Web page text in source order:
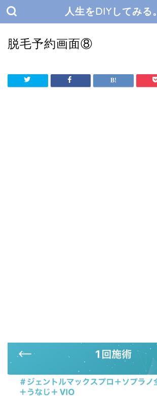
人生をDIYしてみる。
脱毛予約画面⑧